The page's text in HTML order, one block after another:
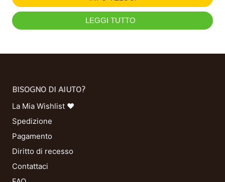
LEGGI TUTTO
BISOGNO DI AIUTO?
La Mia Wishlist ❤
Spedizione
Pagamento
Diritto di recesso
Contattaci